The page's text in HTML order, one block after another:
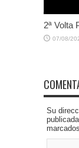
2ª Volta
07/08/
Su
marcados